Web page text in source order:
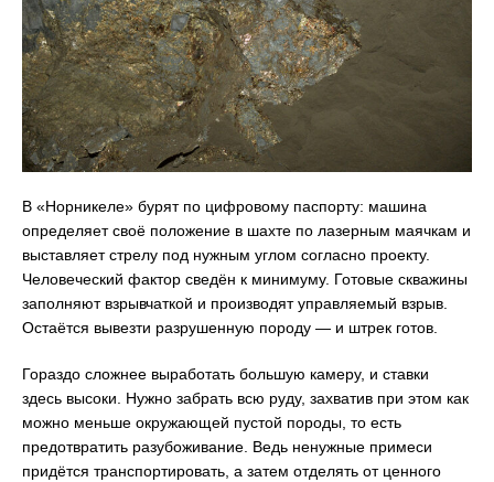
В «Норникеле» бурят по цифровому паспорту: машина
определяет своё положение в шахте по лазерным маячкам и
выставляет стрелу под нужным углом согласно проекту.
Человеческий фактор сведён к минимуму. Готовые скважины
заполняют взрывчаткой и производят управляемый взрыв.
Остаётся вывезти разрушенную породу — и штрек готов.
Гораздо сложнее выработать большую камеру, и ставки
здесь высоки. Нужно забрать всю руду, захватив при этом как
можно меньше окружающей пустой породы, то есть
предотвратить разубоживание. Ведь ненужные примеси
придётся транспортировать, а затем отделять от ценного